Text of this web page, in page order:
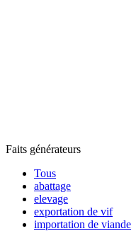
Faits générateurs
Tous
abattage
elevage
exportation de vif
importation de viande